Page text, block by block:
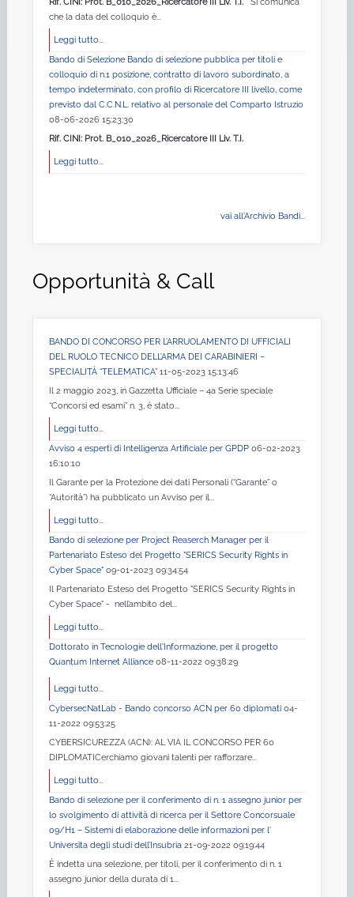
che la data del colloquio è...
Leggi tutto...
Bando di Selezione Bando di selezione pubblica per titoli e
colloquio di n.1 posizione, contratto di lavoro subordinato, a
tempo indeterminato, con profilo di Ricercatore III livello, come
previsto dal C.C.N.L. relativo al personale del Comparto Istruzio
08-06-2026 15:23:30
Rif. CINI: Prot. B_010_2026_Ricercatore III Liv. T.I.
Leggi tutto...
vai all'Archivio Bandi...
Opportunità & Call
BANDO DI CONCORSO PER L’ARRUOLAMENTO DI UFFICIALI
DEL RUOLO TECNICO DELL’ARMA DEI CARABINIERI –
SPECIALITÀ “TELEMATICA” 11-05-2023 15:13:46
Il 2 maggio 2023, in Gazzetta Ufficiale – 4a Serie speciale
“Concorsi ed esami” n. 3, è stato...
Leggi tutto...
Avviso 4 esperti di Intelligenza Artificiale per GPDP 06-02-2023
16:10:10
Il Garante per la Protezione dei dati Personali (“Garante” o
“Autorità”) ha pubblicato un Avviso per il...
Leggi tutto...
Bando di selezione per Project Reaserch Manager per il
Partenariato Esteso del Progetto "SERICS Security Rights in
Cyber Space" 09-01-2023 09:34:54
Il Partenariato Esteso del Progetto "SERICS Security Rights in
Cyber Space" - nell’ambito del...
Leggi tutto...
Dottorato in Tecnologie dell'Informazione, per il progetto
Quantum Internet Alliance 08-11-2022 09:38:29
Leggi tutto...
CybersecNatLab - Bando concorso ACN per 60 diplomati 04-
11-2022 09:53:25
CYBERSICUREZZA (ACN): AL VIA IL CONCORSO PER 60
DIPLOMATICerchiamo giovani talenti per rafforzare...
Leggi tutto...
Bando di selezione per il conferimento di n. 1 assegno junior per
lo svolgimento di attività di ricerca per il Settore Concorsuale
09/H1 – Sistemi di elaborazione delle informazioni per l'
Universita degli studi dell’Insubria 21-09-2022 09:19:44
È indetta una selezione, per titoli, per il conferimento di n. 1
assegno junior della durata di 1...